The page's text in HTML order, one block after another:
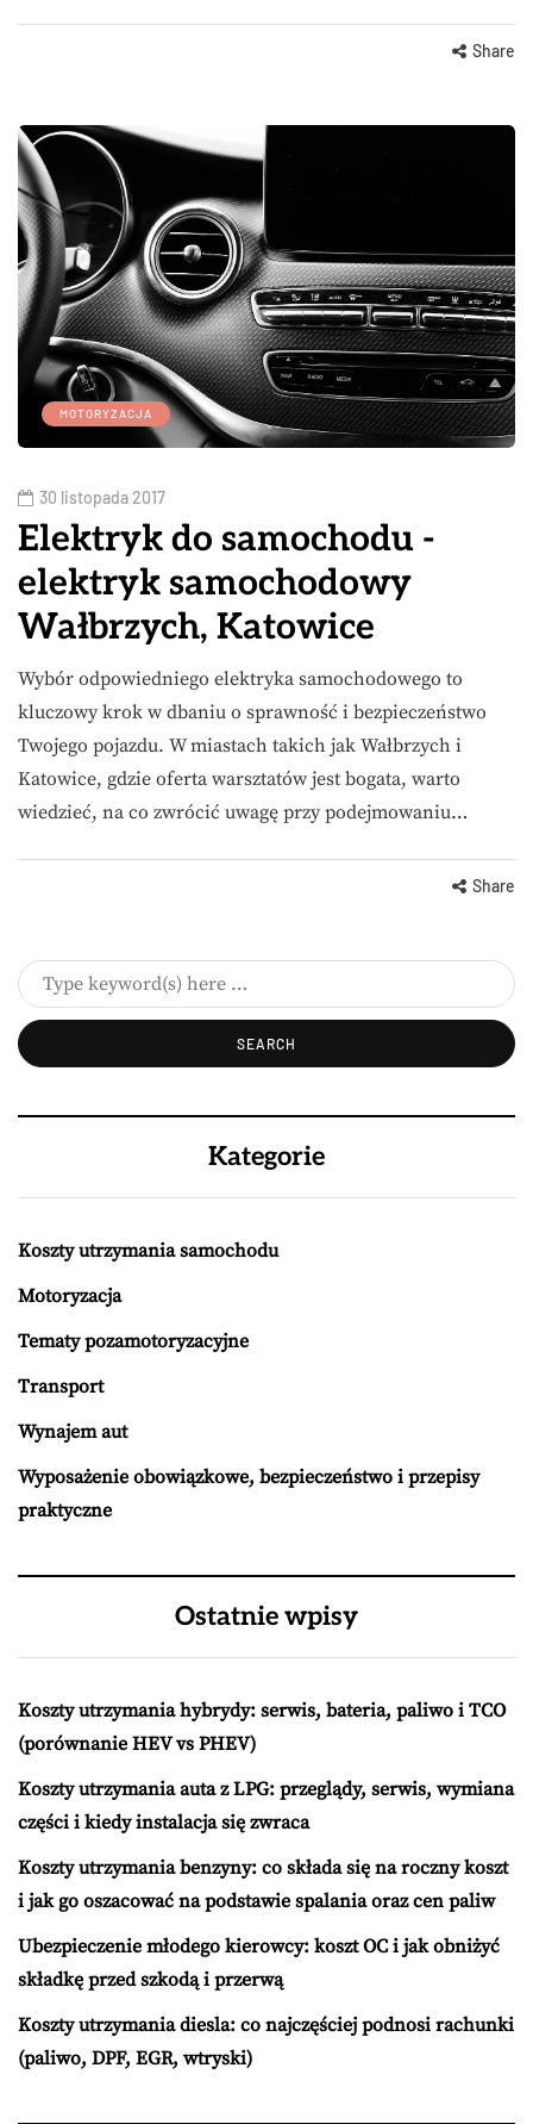
Share
MOTORYZACJA
30 listopada 2017
Elektryk do samochodu -
elektryk samochodowy
Wałbrzych, Katowice
Wybór odpowiedniego elektryka samochodowego to
kluczowy krok w dbaniu o sprawność i bezpieczeństwo
Twojego pojazdu. W miastach takich jak Wałbrzych i
Katowice, gdzie oferta warsztatów jest bogata, warto
wiedzieć, na co zwrócić uwagę przy podejmowaniu…
Share
Kategorie
Koszty utrzymania samochodu
Motoryzacja
Tematy pozamotoryzacyjne
Transport
Wynajem aut
Wyposażenie obowiązkowe, bezpieczeństwo i przepisy
praktyczne
Ostatnie wpisy
Koszty utrzymania hybrydy: serwis, bateria, paliwo i TCO
(porównanie HEV vs PHEV)
Koszty utrzymania auta z LPG: przeglądy, serwis, wymiana
części i kiedy instalacja się zwraca
Koszty utrzymania benzyny: co składa się na roczny koszt
i jak go oszacować na podstawie spalania oraz cen paliw
Ubezpieczenie młodego kierowcy: koszt OC i jak obniżyć
składkę przed szkodą i przerwą
Koszty utrzymania diesla: co najczęściej podnosi rachunki
(paliwo, DPF, EGR, wtryski)